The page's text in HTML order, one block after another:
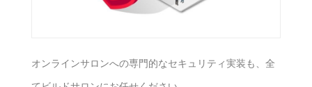
オンラインサロンへの専門的なセキュリティ実装も、全